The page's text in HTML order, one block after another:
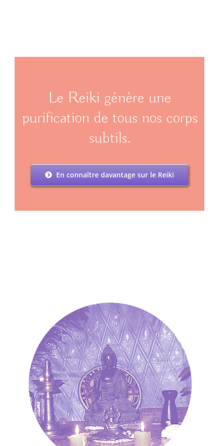
Le Reiki génère une
purification de tous nos corps
subtils.
En connaître davantage sur le Reiki